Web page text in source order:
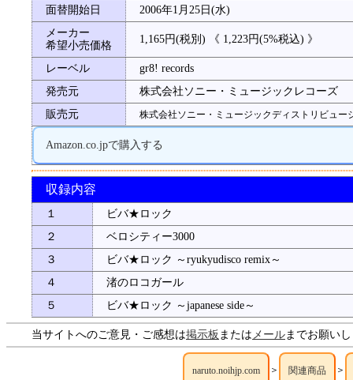
面替開始日
2006年1月25日(水)
メーカー
希望小売価格
1,165円(税別) 《 1,223円(5%税込) 》
レーベル
gr8! records
発売元
株式会社ソニー・ミュージックレコーズ
販売元
株式会社ソニー・ミュージックディストリビュー
Amazon.co.jpで購入する
収録内容
１
ビバ★ロック
２
ベロシティー3000
３
ビバ★ロック ～ryukyudisco remix～
４
渚のロコガール
５
ビバ★ロック ～japanese side～
当サイトへのご意見・ご感想は掲示板 または メールまでお願い
naruto.noihjp.com ＞ 関連商品 ＞